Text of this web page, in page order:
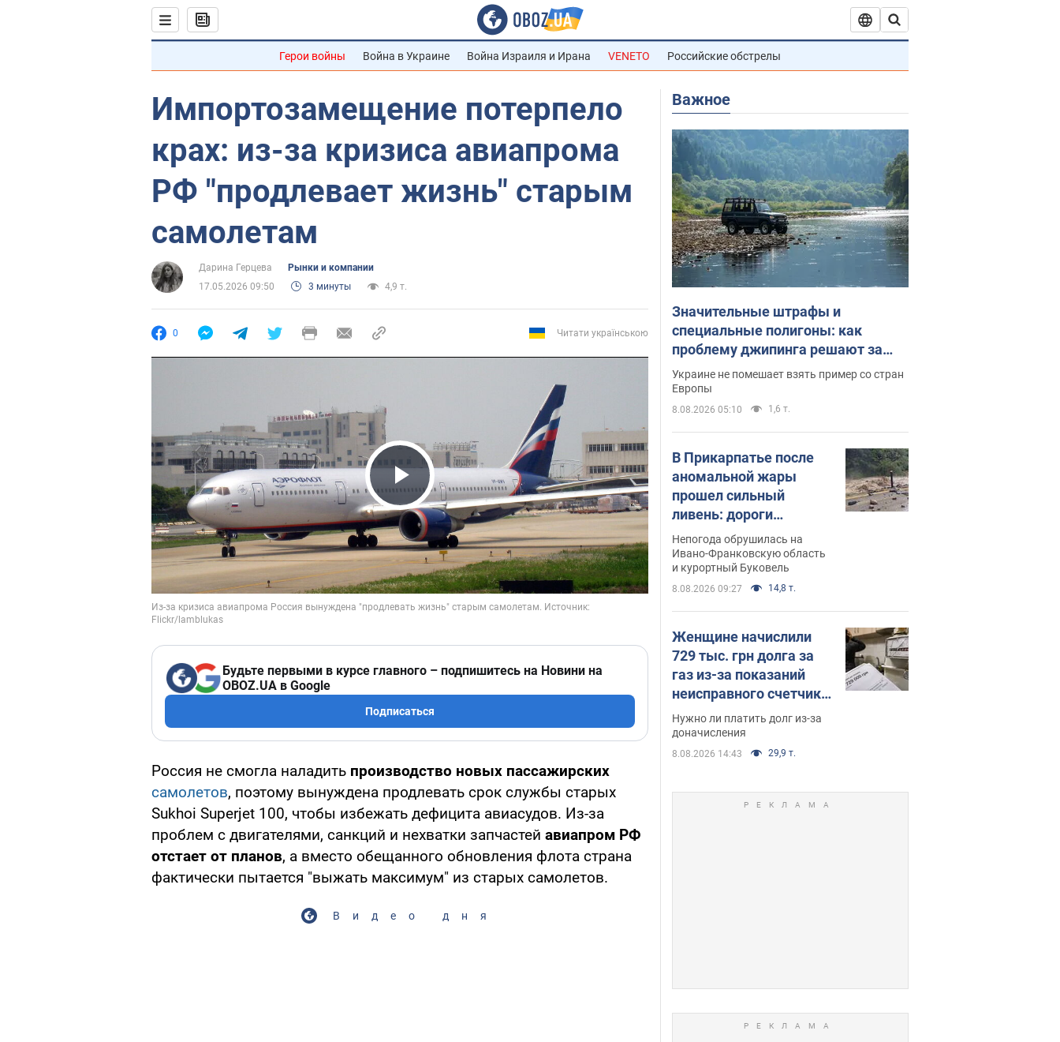
Герои войны Война в Украине Война Израиля и Ирана VENETO Российские обстрелы
Импортозамещение потерпело
крах: из-за кризиса авиапрома
РФ "продлевает жизнь" старым
самолетам
Дарина Герцева
Рынки и компании
17.05.2026 09:50
3 минуты 4,9 т.
0 Читати українською
Play Video
Будьте первыми в курсе главного – подпишитесь на Новини на
OBOZ.UA в Google
Подписаться
Россия не смогла наладить производство новых пассажирских
самолетов, поэтому вынуждена продлевать срок службы старых
Sukhoi Superjet 100, чтобы избежать дефицита авиасудов. Из-за
проблем с двигателями, санкций и нехватки запчастей авиапром РФ
отстает от планов, а вместо обещанного обновления флота страна
фактически пытается "выжать максимум" из старых самолетов.
Видео дня
Важное
Значительные штрафы и
специальные полигоны: как
проблему джипинга решают за
границей
Украине не помешает взять пример со стран
Европы
8.08.2026 05:10 1,6 т.
В Прикарпатье после
аномальной жары
прошел сильный
ливень: дороги
превратились в реки.
Видео
Непогода обрушилась на
Ивано-Франковскую область
и курортный Буковель
8.08.2026 09:27 14,8 т.
Женщине начислили
729 тыс. грн долга за
газ из-за показаний
неисправного счетчика:
судья вынес
неожиданное решение
Нужно ли платить долг из-за
доначисления
8.08.2026 14:43 29,9 т.